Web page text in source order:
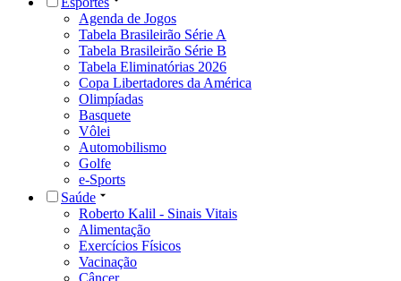
Agenda de Jogos
Tabela Brasileirão Série A
Tabela Brasileirão Série B
Tabela Eliminatórias 2026
Copa Libertadores da América
Olimpíadas
Basquete
Vôlei
Automobilismo
Golfe
e-Sports
Saúde
Roberto Kalil - Sinais Vitais
Alimentação
Exercícios Físicos
Vacinação
Câncer